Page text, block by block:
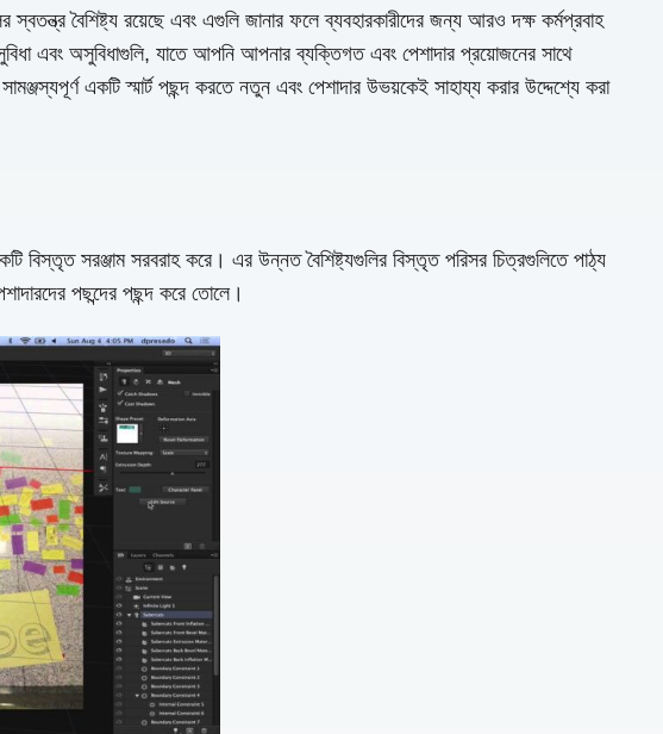
বৈশিষ্ট্য রয়েছে এবং এগুলি জানার ফলে ব্যবহারকারীদের জন্য আরও দক্ষ কর্মপ্রবাহ
এবং অসুবিধাগুলি, যাতে আপনি আপনার ব্যক্তিগত এবং পেশাদার প্রয়োজনের সাথে
একটি স্মার্ট পছন্দ করতে নতুন এবং পেশাদার উভয়কেই সাহায্য করার উদ্দেশ্যে করা
বিস্তৃত সরঞ্জাম সরবরাহ করে। এর উন্নত বৈশিষ্ট্যগুলির বিস্তৃত পরিসর চিত্রগুলিতে পাঠ্য
পছন্দের পছন্দ করে তোলে।